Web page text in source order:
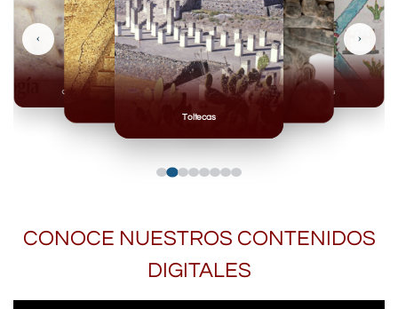
Toltecas
Mexicas
Olmecas
‹ ›
CONOCE NUESTROS CONTENIDOS
DIGITALES